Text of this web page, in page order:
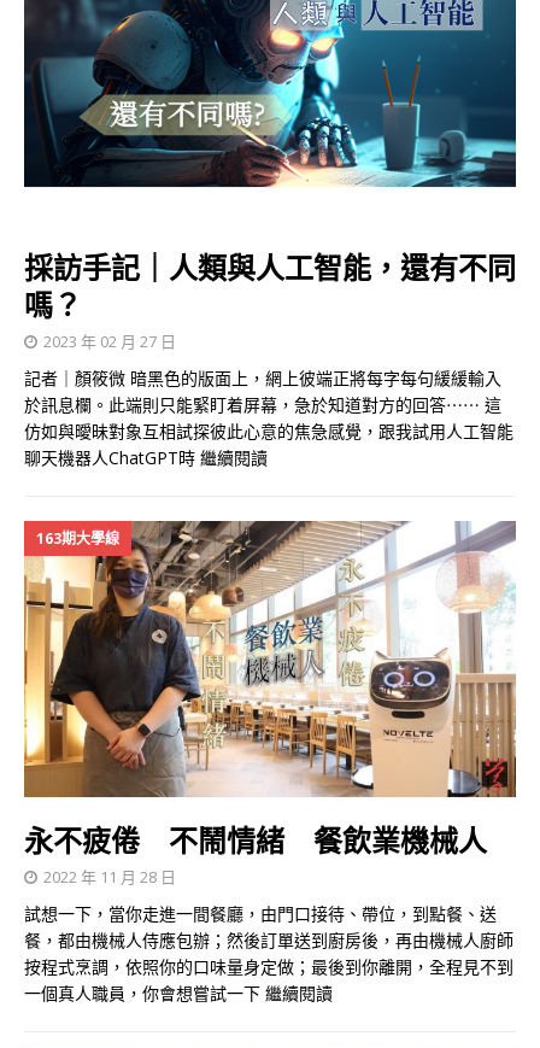
採訪手記｜人類與人工智能，還有不同
嗎？
2023 年 02 月 27 日
記者｜顏筱微 暗黑色的版面上，網上彼端正將每字每句緩緩輸入
於訊息欄。此端則只能緊盯着屏幕，急於知道對方的回答⋯⋯ 這
仿如與曖昧對象互相試探彼此心意的焦急感覺，跟我試用人工智能
聊天機器人ChatGPT時 繼續閱讀
163期大學線
永不疲倦 不鬧情緒 餐飲業機械人
2022 年 11 月 28 日
試想一下，當你走進一間餐廳，由門口接待、帶位，到點餐、送
餐，都由機械人侍應包辦；然後訂單送到廚房後，再由機械人廚師
按程式烹調，依照你的口味量身定做；最後到你離開，全程見不到
一個真人職員，你會想嘗試一下 繼續閱讀